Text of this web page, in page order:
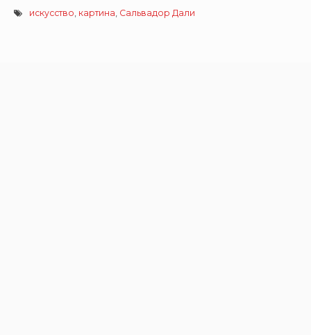
искусство, картина, Сальвадор Дали